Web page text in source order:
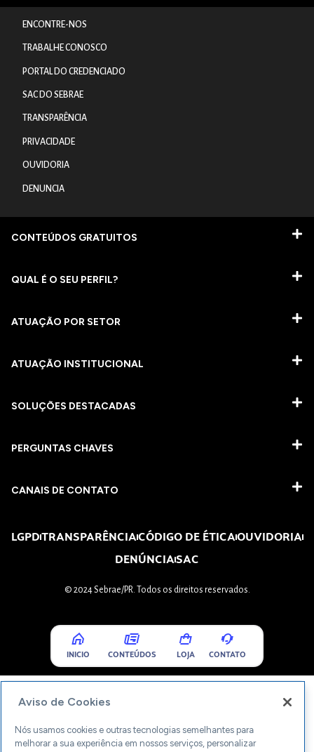
ENCONTRE-NOS
TRABALHE CONOSCO
PORTAL DO CREDENCIADO
SAC DO SEBRAE
TRANSPARÊNCIA
PRIVACIDADE
OUVIDORIA
DENUNCIA
CONTEÚDOS GRATUITOS
QUAL É O SEU PERFIL?
ATUAÇÃO POR SETOR
ATUAÇÃO INSTITUCIONAL
SOLUÇÕES DESTACADAS
PERGUNTAS CHAVES​
CANAIS DE CONTATO
LGPDTRANSPARÊNCIACÓDIGO DE ÉTICAOUVIDORIA
DENÚNCIASAC
© 2024 Sebrae/PR. Todos os direitos reservados.
INICIO CONTEÚDOS LOJA CONTATO
Aviso de Cookies
Nós usamos cookies e outras tecnologias semelhantes para
melhorar a sua experiência em nossos serviços, personalizar